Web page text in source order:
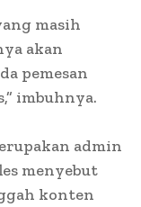
masih
akan
pemesan
imbuhnya.
admin
menyebut
konten